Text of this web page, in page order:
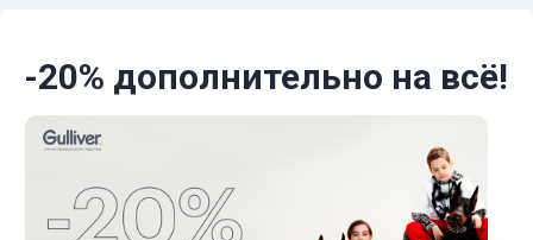
-20% дополнительно на всё!